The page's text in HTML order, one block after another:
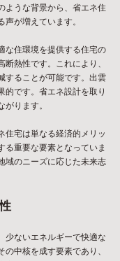
ような背景から、省エネ住
が増えています。
な住環境を提供する住宅の
熱性です。これにより、
することが可能です。出雲
的です。省エネ設計を取り
ります。
住宅は単なる経済的メリッ
る重要な要素となっていま
域のニーズに応じた未来志
少ないエネルギーで快適な
中核を成す要素であり、